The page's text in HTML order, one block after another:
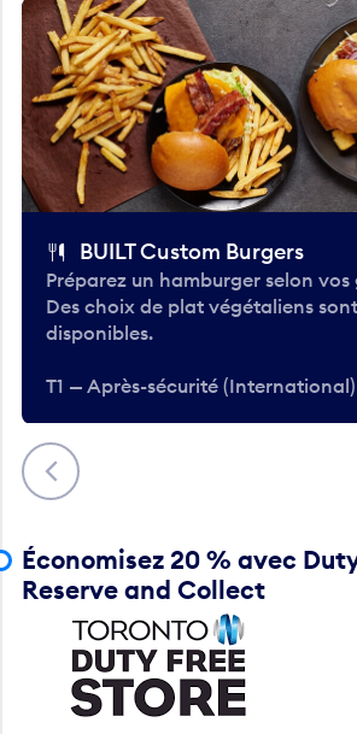
Précédent
BUILT Custom Burgers
Préparez un hamburger selon vos
Des choix de plat végétaliens sont
disponibles.
T1 — Après-sécurité (International)
Économisez 20 % avec
Reserve and Collect